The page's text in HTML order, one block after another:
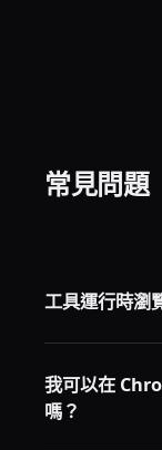
常見問題
工具運行時瀏
景擴充功能）
不要在清理途
我可以在
嗎？